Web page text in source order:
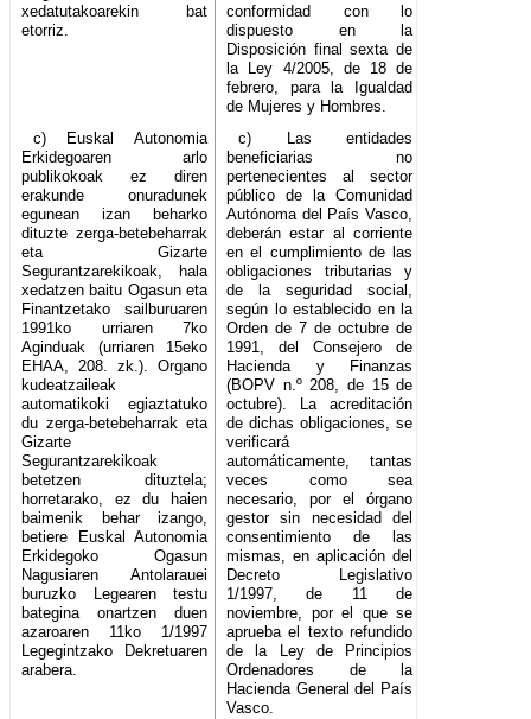
xedatutakoarekin bat
etorriz.
conformidad con lo
dispuesto en la
Disposición final sexta de
la Ley 4/2005, de 18 de
febrero, para la Igualdad
de Mujeres y Hombres.
c) Euskal Autonomia
Erkidegoaren arlo
publikokoak ez diren
erakunde onuradunek
egunean izan beharko
dituzte zerga-betebeharrak
eta Gizarte
Segurantzarekikoak, hala
xedatzen baitu Ogasun eta
Finantzetako sailburuaren
1991ko urriaren 7ko
Aginduak (urriaren 15eko
EHAA, 208. zk.). Organo
kudeatzaileak
automatikoki egiaztatuko
du zerga-betebeharrak eta
Gizarte
Segurantzarekikoak
betetzen dituztela;
horretarako, ez du haien
baimenik behar izango,
betiere Euskal Autonomia
Erkidegoko Ogasun
Nagusiaren Antolarauei
buruzko Legearen testu
bategina onartzen duen
azaroaren 11ko 1/1997
Legegintzako Dekretuaren
arabera.
c) Las entidades
beneficiarias no
pertenecientes al sector
público de la Comunidad
Autónoma del País Vasco,
deberán estar al corriente
en el cumplimiento de las
obligaciones tributarias y
de la seguridad social,
según lo establecido en la
Orden de 7 de octubre de
1991, del Consejero de
Hacienda y Finanzas
(BOPV n.º 208, de 15 de
octubre). La acreditación
de dichas obligaciones, se
verificará
automáticamente, tantas
veces como sea
necesario, por el órgano
gestor sin necesidad del
consentimiento de las
mismas, en aplicación del
Decreto Legislativo
1/1997, de 11 de
noviembre, por el que se
aprueba el texto refundido
de la Ley de Principios
Ordenadores de la
Hacienda General del País
Vasco.